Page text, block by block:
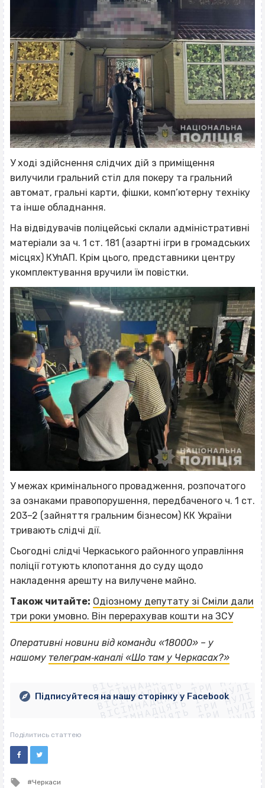
У ході здійснення слідчих дій з приміщення
вилучили гральний стіл для покеру та гральний
автомат, гральні карти, фішки, комп’ютерну техніку
та інше обладнання.
На відвідувачів поліцейські склали адміністративні
матеріали за ч. 1 ст. 181 (азартні ігри в громадських
місцях) КУпАП. Крім цього, представники центру
укомплектування вручили їм повістки.
У межах кримінального провадження, розпочатого
за ознаками правопорушення, передбаченого ч. 1 ст.
203–2 (зайняття гральним бізнесом) КК України
тривають слідчі дії.
Сьогодні слідчі Черкаського районного управління
поліції готують клопотання до суду щодо
накладення арешту на вилучене майно.
Також читайте: Одіозному депутату зі Сміли дали
три роки умовно. Він перерахував кошти на ЗСУ
Оперативні новини від команди «18000» – у
нашому телеграм‐каналі «Шо там у Черкасах?»
ВІСІМНАДЦЯТЬ ТРИ НУЛІ
ВІСІМНАДЦЯТЬ ТРИ НУЛІ
ВІСІМНАДЦЯТЬ ТРИ НУЛІ
ВІСІМНАДЦЯТЬ ТРИ НУЛІ
ВІСІМНАДЦЯТЬ ТРИ НУЛІ
ВІСІМНАДЦЯТЬ ТРИ НУЛІ
ВІСІМНАДЦЯТЬ ТРИ НУЛІ
ВІСІМНАДЦЯТЬ ТРИ НУЛІ
Підписуйтеся на нашу сторінку у Facebook
Поділитись статтею
Tagged
Черкаси